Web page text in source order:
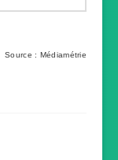
Source : Médiamétrie